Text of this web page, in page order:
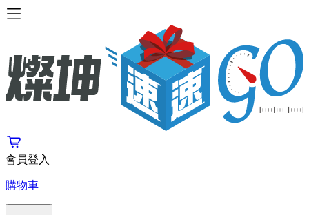
會員登入
購物車